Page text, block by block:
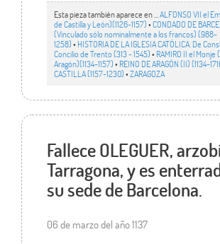
Esta pieza también aparece en ... ALFONSO VII el
de Castilla y León)(1126-1157)•CONDADO DE
(Vinculado sólo nominalmente a los francos) (988-
1258)• HISTORIA DE LA IGLESIA CATÓLICA. De
Concilio de Trento (313 - 1545)• RAMIRO II el Monje
Aragón)(1134-1157)• REINO DE ARAGÓN (II) (1134-
CASTILLA (1157-1230)•ZARAGOZA
Fallece OLEGUER,
Tarragona, y es
su sede de Barcelona.
06 de marzo del año 1137